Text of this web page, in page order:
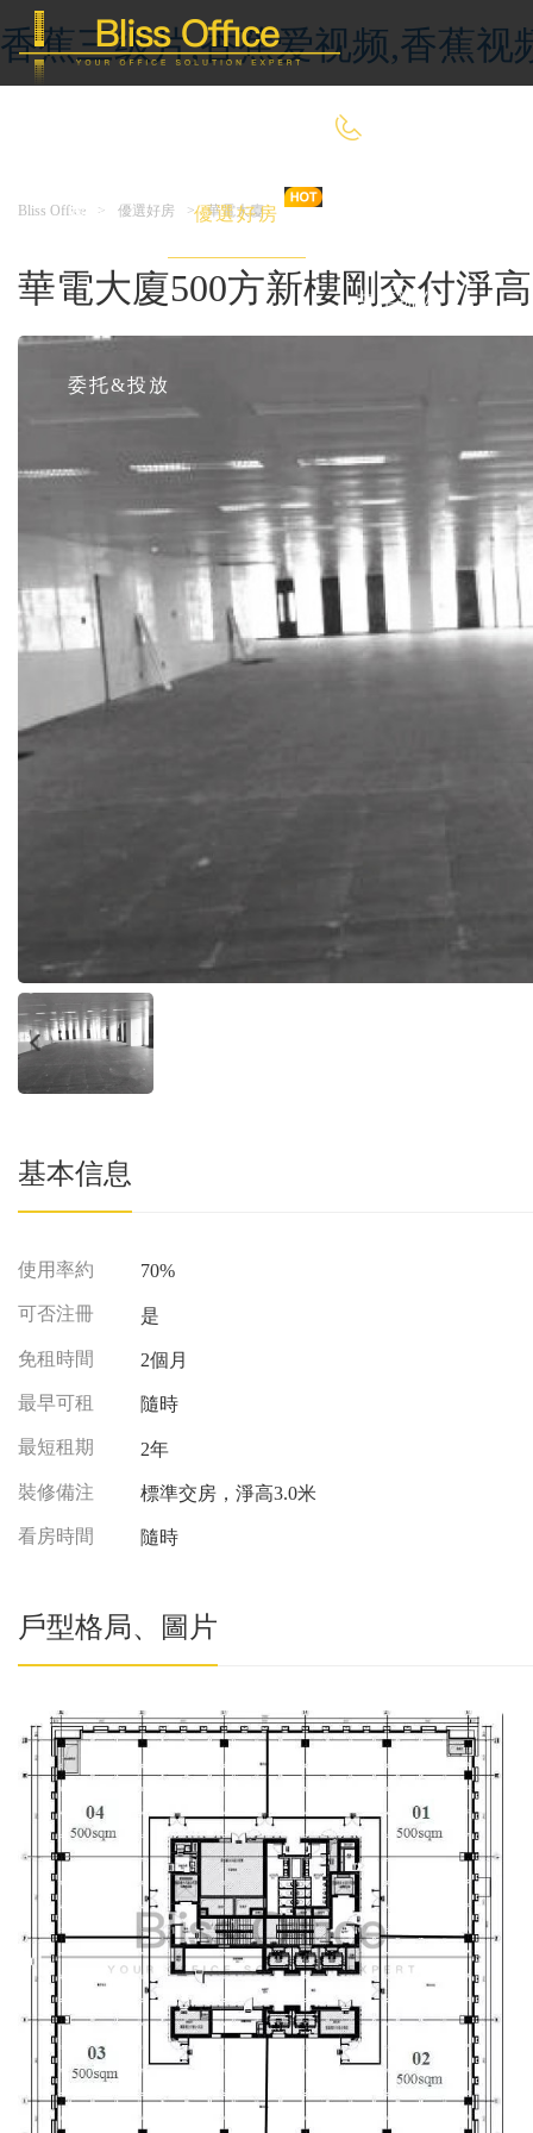
香蕉三级片,香蕉爱视频,香蕉视
首 頁 優選好房
共享辦公
委托&投放
Bliss Office > 優選好房 > 華電大廈
華電大廈500方新樓剛交付淨
基本信息
使用率約 70%
可否注冊 是
免租時間 2個月
最早可租 隨時
最短租期 2年
裝修備注 標準交房，淨高3.0米
看房時間 隨時
戶型格局、圖片